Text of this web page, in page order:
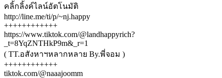
คลิ้กลิ้งค์ไลน์อัตโนมัติ
http://line.me/ti/p/~nj.happy
++++++++++++
https://www.tiktok.com/@landhappyrich?
_t=8YqZNTHkP9m&_r=1
( TT.อสังหาฯหลากหลาย By.พี่จอม )
++++++++++++
tiktok.com/@naaajoomm